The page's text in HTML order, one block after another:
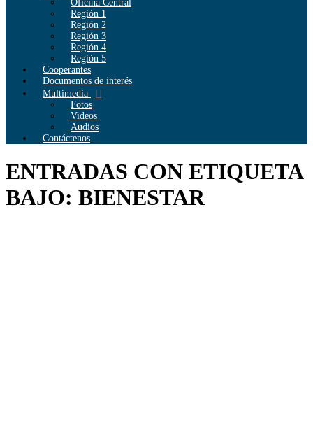
Oficina Central
Región 1
Región 2
Región 3
Región 4
Región 5
Cooperantes
Documentos de interés
Multimedia
Fotos
Videos
Audios
Contáctenos
ENTRADAS CON ETIQUETA
BAJO: BIENESTAR